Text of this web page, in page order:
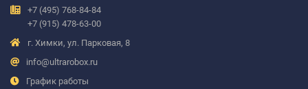
+7 (495) 768-84-84
+7 (915) 478-63-00
г. Химки, ул. Парковая, 8
info@ultrarobox.ru
График работы